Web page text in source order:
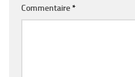
Commentaire*